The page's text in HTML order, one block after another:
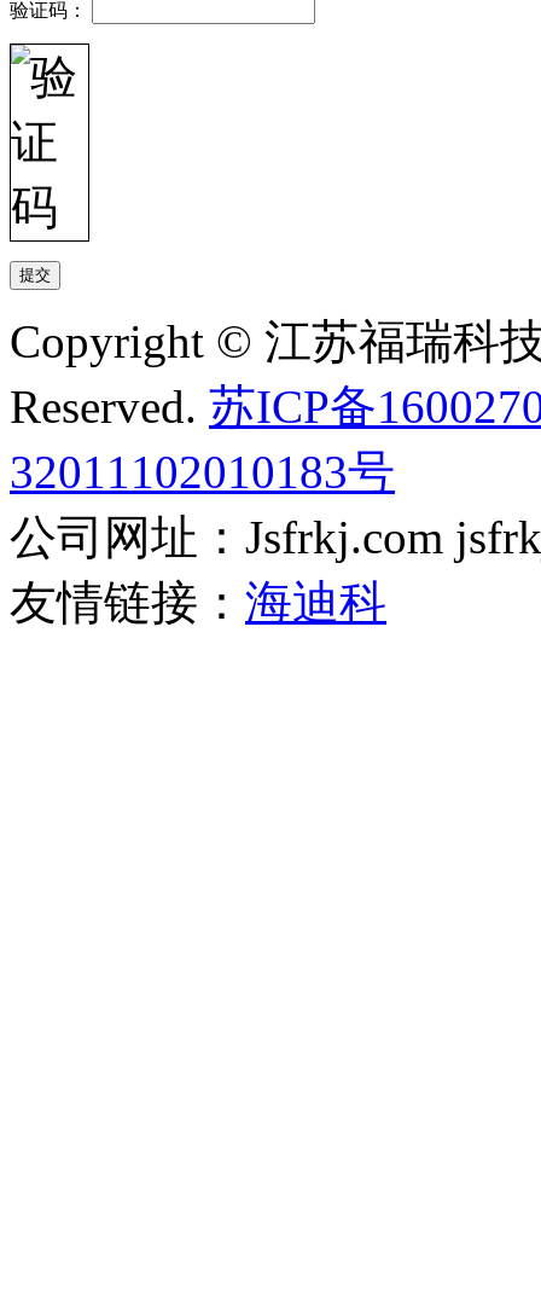
验证码：
Copyright © 江苏福瑞科
Reserved. 苏ICP备
32011102010183号
公司网址：Jsfrkj.com
友情链接： 海迪科